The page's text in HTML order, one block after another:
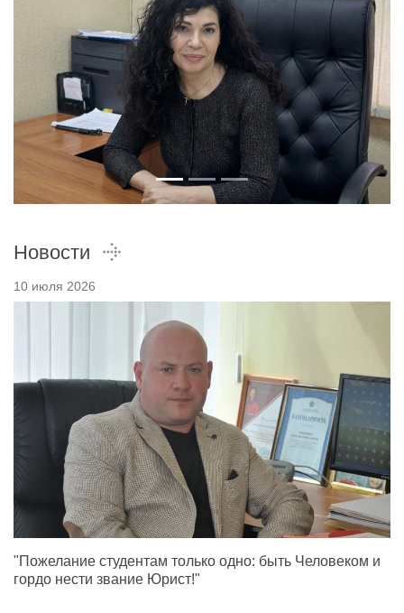
Новости
10 июля 2026
"Пожелание студентам только одно: быть Человеком и
гордо нести звание Юрист!"